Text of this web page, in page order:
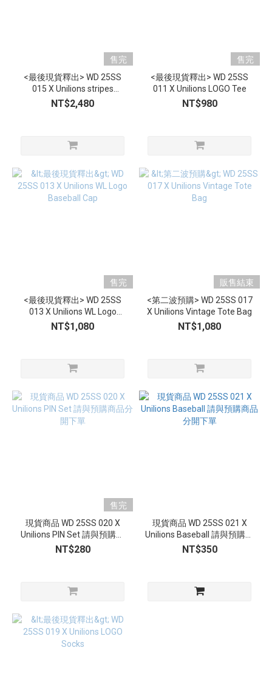
售完
<最後現貨釋出> WD 25SS
015 X Unilions stripes
Baseball Jersey
NT$2,480
售完
<最後現貨釋出> WD 25SS
011 X Unilions LOGO Tee
NT$980
售完
<最後現貨釋出> WD 25SS
013 X Unilions WL Logo
Baseball Cap
NT$1,080
販售結束
<第二波預購> WD 25SS 017
X Unilions Vintage Tote Bag
NT$1,080
售完
現貨商品 WD 25SS 020 X
Unilions PIN Set 請與預購商
品分開下單
NT$280
現貨商品 WD 25SS 021 X
Unilions Baseball 請與預購商
品分開下單
NT$350